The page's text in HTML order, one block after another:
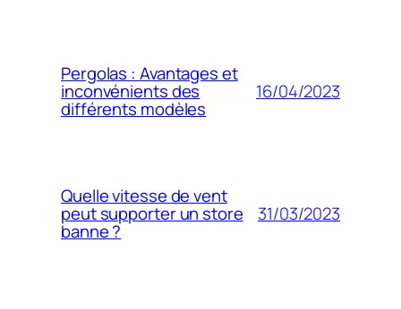
Pergolas : Avantages et
inconvénients des
différents modèles
16/04/2023
Quelle vitesse de vent
peut supporter un store
banne ?
31/03/2023